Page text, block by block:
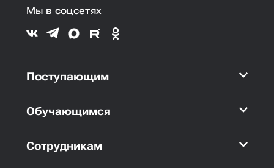
Мы в соцсетях
Поступающим
Обучающимся
Сотрудникам